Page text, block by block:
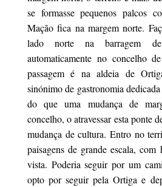
se formasse pequenos palcos
Mação fica na margem norte.
lado norte na barragem
automaticamente no concelho
passagem é na aldeia de
sinónimo de gastronomia
do que uma mudança de
concelho, o atravessar esta ponte
mudança de cultura. Entro no
paisagens de grande escala,
vista. Poderia seguir por um
opto por seguir pela Ortiga e